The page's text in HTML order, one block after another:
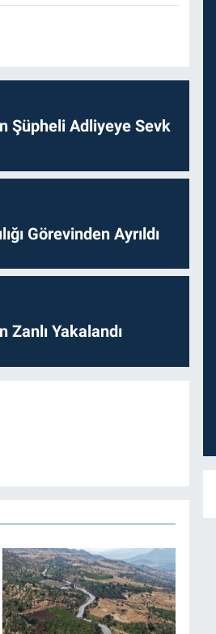
Şüpheli Adliyeye Sevk
Görevinden Ayrıldı
Zanlı Yakalandı